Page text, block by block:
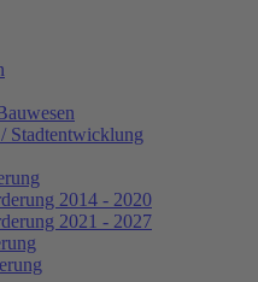
Stadtentwicklung
2014 - 2020
2021 - 2027